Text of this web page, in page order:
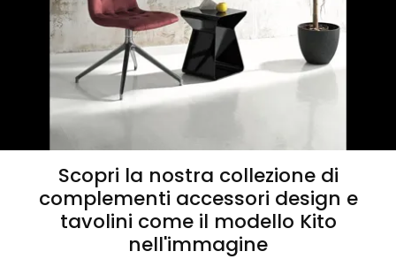
Scopri la nostra collezione di
complementi accessori design e
tavolini come il modello Kito
nell'immagine